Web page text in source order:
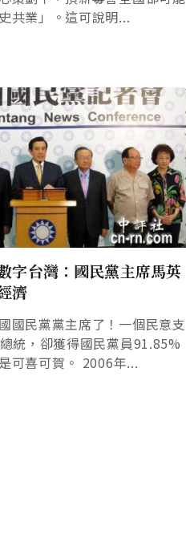
共業」。這可說明...
字台灣：國民黨主席馬英
濟
國民黨黨主席了！一個民意支
統，卻獲得國民黨員91.85%
可喜可賀。 2006年...